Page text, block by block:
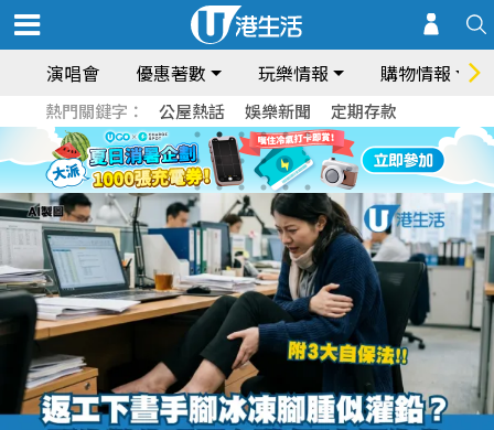
演唱會 優惠著數 玩樂情報 購物情報
熱門關鍵字： 公屋熱話 娛樂新聞 定期存款